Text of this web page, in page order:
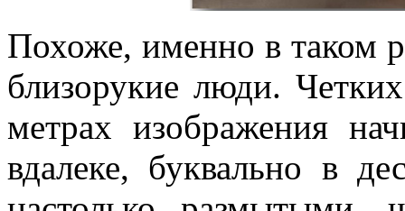
Похоже, именно в таком
близорукие люди.
метрах изображения
вдалеке, буквально в